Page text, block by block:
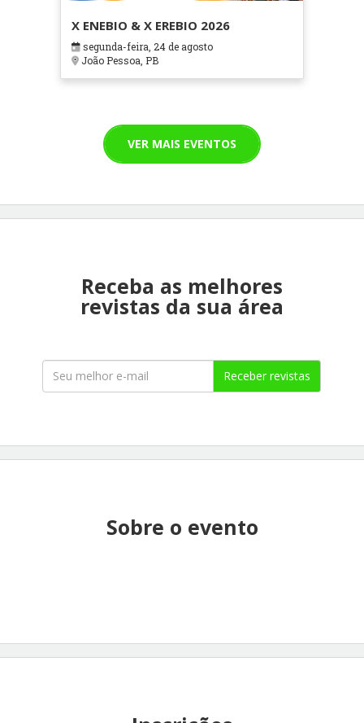
X ENEBIO & X EREBIO 2026
segunda-feira, 24 de agosto
João Pessoa, PB
VER MAIS EVENTOS
Receba as melhores
revistas da sua área
Receber revistas
Sobre o evento